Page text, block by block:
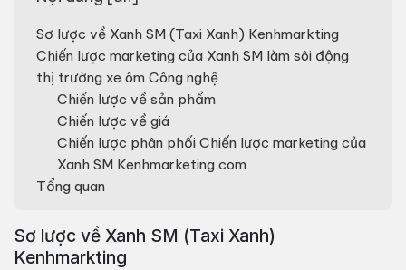
Sơ lược về Xanh SM (Taxi Xanh) Kenhmarkting
Chiến lược marketing của Xanh SM làm sôi động
thị trường xe ôm Công nghệ
Chiến lược về sản phẩm
Chiến lược về giá
Chiến lược phân phối Chiến lược marketing của
Xanh SM Kenhmarketing.com
Tổng quan
Sơ lược về Xanh SM (Taxi Xanh)
Kenhmarkting